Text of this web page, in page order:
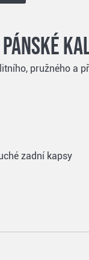
pružného a
zadní kapsy